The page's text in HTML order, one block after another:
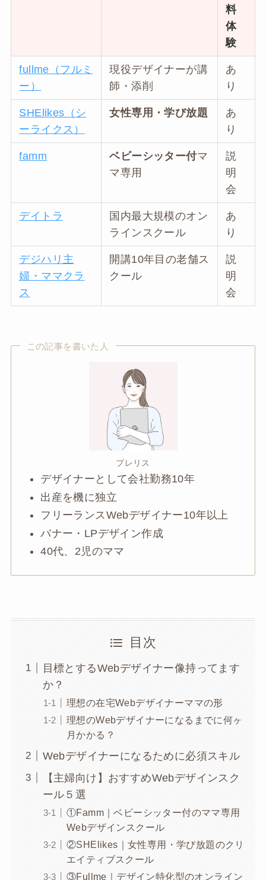
料
体
験
fullme（フルミ
ー）
現役デザイナーが講
師・添削
あ
り
SHElikes（シ
ーライクス）
女性専用・学び放題
あ
り
famm ベビーシッター付マ
マ専用
説
明
会
デイトラ
国内最大規模のオン
ラインスクール
あ
り
デジハリ主
婦・ママクラ
ス
開講10年目の老舗ス
クール
説
明
会
この記事を書いた人
プレリス
デザイナーとして会社勤務10年
出産を機に独立
フリーランスWebデザイナー10年以上
バナー・LPデザイン作成
40代、2児のママ
目次
目標とするWebデザイナー像持ってます
か？
理想の在宅Webデザイナーママの形
理想のWebデザイナーになるまでに何ヶ
月かかる？
Webデザイナーになるために必須スキル
【主婦向け】おすすめWebデザインスク
ール５選
①Famm｜ベビーシッター付のママ専用
Webデザインスクール
②SHElikes｜女性専用・学び放題のクリ
エイティブスクール
③Fullme｜デザイン特化型のオンライン